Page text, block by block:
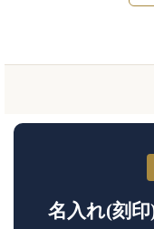
名入れ(刻